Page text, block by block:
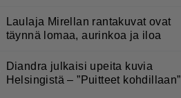
Laulaja Mirellan rantakuvat ovat
täynnä lomaa, aurinkoa ja iloa
Diandra julkaisi upeita kuvia
Helsingistä – ”Puitteet kohdillaan”